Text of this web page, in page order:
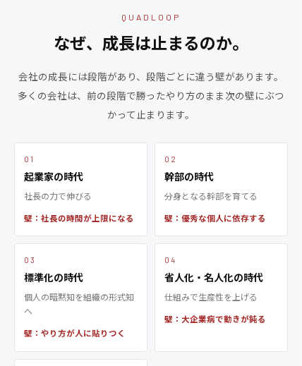
QUADLOOP
なぜ、成長は止まるのか。
会社の成長には段階があり、段階ごとに違う壁があります。
多くの会社は、前の段階で勝ったやり方のまま次の壁にぶつ
かって止まります。
01
起業家の時代
社長の力で伸びる
壁：社長の時間が上限になる
02
幹部の時代
分身となる幹部を育てる
壁：優秀な個人に依存する
03
標準化の時代
個人の暗黙知を組織の形式知
へ
壁：やり方が人に貼りつく
04
省人化・名人化の時代
仕組みで生産性を上げる
壁：大企業病で動きが鈍る